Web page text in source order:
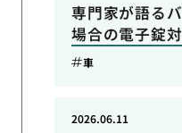
専門家が語る
場合の電子錠
車
2026.06.11